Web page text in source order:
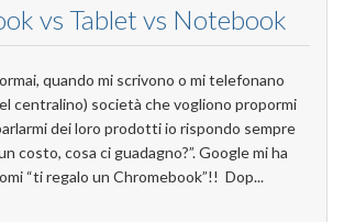
vs Tablet vs Notebook
quando mi scrivono o mi telefonano
centralino) società che vogliono propormi
dei loro prodotti io rispondo sempre
costo, cosa ci guadagno?”. Google mi ha
“ti regalo un Chromebook”!! Dop...